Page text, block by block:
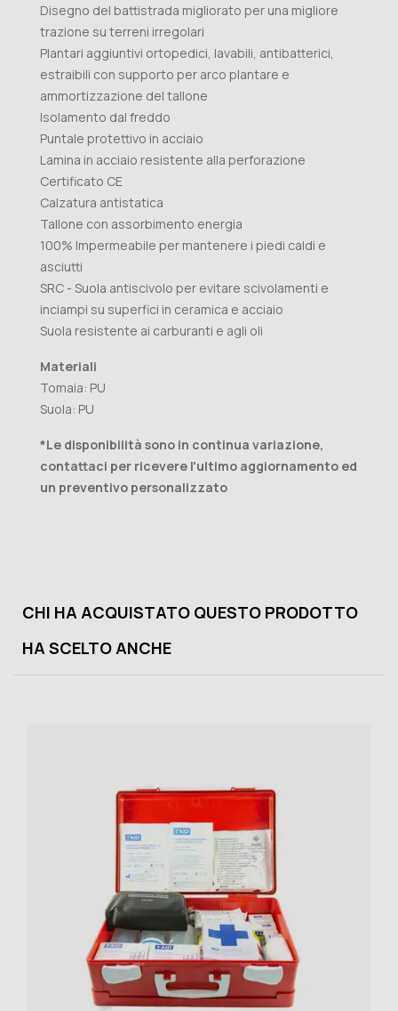
Disegno del battistrada migliorato per una migliore
trazione su terreni irregolari
Plantari aggiuntivi ortopedici, lavabili, antibatterici,
estraibili con supporto per arco plantare e
ammortizzazione del tallone
Isolamento dal freddo
Puntale protettivo in acciaio
Lamina in acciaio resistente alla perforazione
Certificato CE
Calzatura antistatica
Tallone con assorbimento energia
100% Impermeabile per mantenere i piedi caldi e
asciutti
SRC - Suola antiscivolo per evitare scivolamenti e
inciampi su superfici in ceramica e acciaio
Suola resistente ai carburanti e agli oli
Materiali
Tomaia: PU
Suola: PU
*Le disponibilità sono in continua variazione,
contattaci per ricevere l'ultimo aggiornamento ed
un preventivo personalizzato
CHI HA ACQUISTATO QUESTO PRODOTTO
HA SCELTO ANCHE